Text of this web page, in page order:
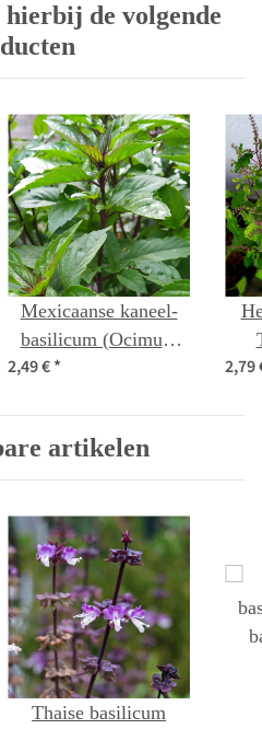
de volgende
Mexicaanse kaneel-
basilicum (Ocimum
basilicum) bio zaad
2,49 €* 2,79
artikelen
Thaise basilicum